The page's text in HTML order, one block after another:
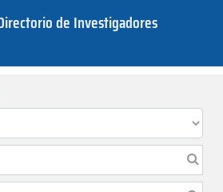
de Investigadores